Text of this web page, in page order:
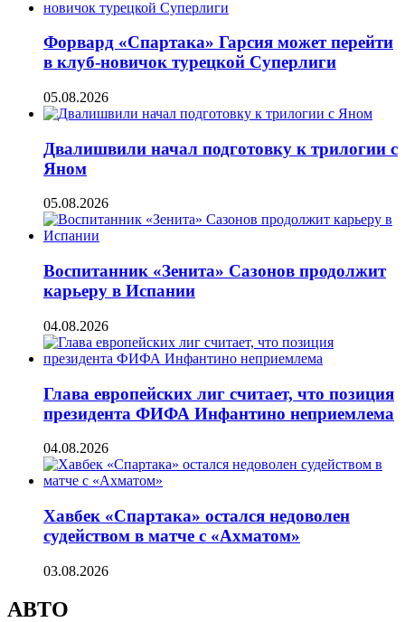
Форвард «Спартака» Гарсия может перейти
в клуб-новичок турецкой Суперлиги
05.08.2026
Двалишвили начал подготовку к трилогии с
Яном
05.08.2026
Воспитанник «Зенита» Сазонов продолжит
карьеру в Испании
04.08.2026
Глава европейских лиг считает, что позиция
президента ФИФА Инфантино неприемлема
04.08.2026
Хавбек «Спартака» остался недоволен
судейством в матче с «Ахматом»
03.08.2026
АВТО